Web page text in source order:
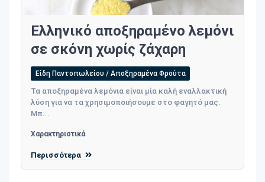
Ελληνικό αποξηραμένο λεμόνι
σε σκόνη χωρίς ζάχαρη
Είδη Παντοπωλείου / Αποξηραμένα Φρούτα
Τα αποξηραμένα λεμόνια είναι μία καλή εναλλακτική
λύση για να τα χρησιμοποιήσουμε στο φαγητό μας.
Μπ...
Χαρακτηριστικά
Περισσότερα